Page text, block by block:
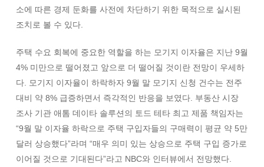
소에 따른 경제 둔화를 사전에 차단하기 위한 목적으로 실시된
조치로 볼 수 있다.
주택 수요 회복에 중요한 역할을 하는 모기지 이자율은 지난 9월
4% 미만으로 떨어졌고 앞으로 더 떨어질 것이란 전망이 우세하
다. 모기지 이자율이 하락하자 9월 말 모기지 신청 건수는 전주
대비 약 8% 급증하면서 즉각적인 반응을 보였다. 부동산 시장
조사 기관 애톰 데이타 솔루션의 토드 테타 최고 제품 책임자는
“9월 말 이자율 하락으로 주택 구입자들의 구매력이 평균 약 5만
달러 상승했다”라며 “매우 의미 있는 상승으로 주택 구입 증가로
이어질 것으로 기대된다”라고 NBC와 인터뷰에서 전망했다.